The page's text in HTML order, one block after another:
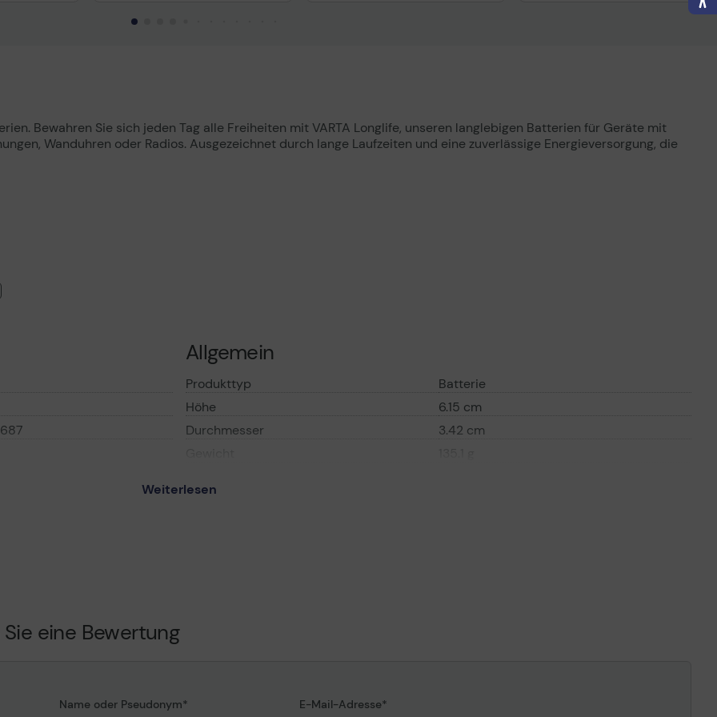
Bewahren Sie sich jeden Tag alle Freiheiten mit VARTA Longlife, unseren langlebigen Batterien für Geräte mit
Wanduhren oder Radios. Ausgezeichnet durch lange Laufzeiten und eine zuverlässige Energieversorgung, die
Alkali-Mangan
Allgemein
Produkttyp
Batterie
Höhe
6.15 cm
Durchmesser
3.42 cm
Batterie
Weiterlesen
eine Bewertung
Name oder Pseudonym E-Mail-Adresse